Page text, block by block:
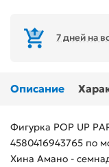
7 дней на
Описание
Фигурка POP UP
4580416943765 по
Хина Амано -